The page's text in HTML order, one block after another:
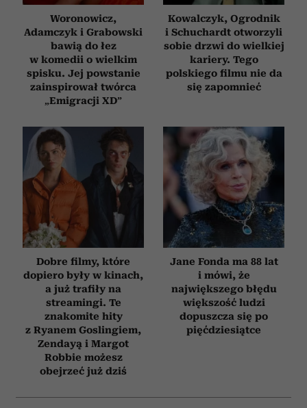
korzystasz z naszej witryny, udostępniamy partnerom
społecznościowym, reklamowym i analitycznym.
Partnerzy mogą połączyć te informacje z innymi danymi
otrzymanymi od Ciebie lub uzyskanymi podczas
korzystania z ich usług.
Woronowicz,
Adamczyk i Grabowski
bawią do łez
w komedii o wielkim
spisku. Jej powstanie
zainspirował twórca
„Emigracji XD”
Kowalczyk, Ogrodnik
i Schuchardt otworzyli
sobie drzwi do wielkiej
kariery. Tego
polskiego filmu nie da
się zapomnieć
Dobre filmy, które
dopiero były w kinach,
a już trafiły na
streamingi. Te
znakomite hity
z Ryanem Goslingiem,
Zendayą i Margot
Robbie możesz
obejrzeć już dziś
Jane Fonda ma 88 lat
i mówi, że
największego błędu
większość ludzi
dopuszcza się po
pięćdziesiątce